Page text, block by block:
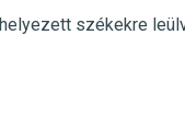
székekre